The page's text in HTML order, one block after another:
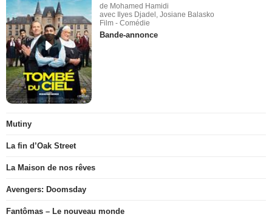
de Mohamed Hamidi
avec Ilyes Djadel, Josiane Balasko
Film - Comédie
Bande-annonce
Mutiny
La fin d’Oak Street
La Maison de nos rêves
Avengers: Doomsday
Fantômas – Le nouveau monde